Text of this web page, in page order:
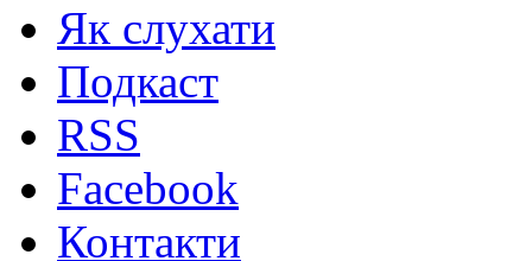
Як слухати
Подкаст
RSS
Facebook
Контакти